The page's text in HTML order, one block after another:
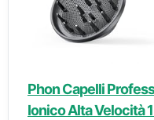
Phon Capelli
Ionico Alta Velocità